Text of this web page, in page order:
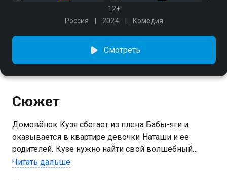
12+
Россия
2024 Комедия
Смотреть
Сюжет
Домовёнок Кузя сбегает из плена Бабы-яги и
оказывается в квартире девочки Наташи и ее
родителей. Кузе нужно найти свой волшебный
сундучок, исполняющий желания. Казалось бы, цель
Читать дальше